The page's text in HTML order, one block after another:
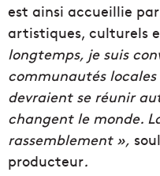
est ainsi accueillie
artistiques, culturels
longtemps, je suis
communautés
devraient se réunir
changent le monde.
rassemblement »,
producteur.